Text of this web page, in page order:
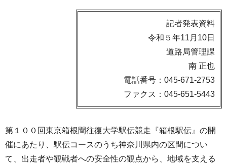
記者発表資料
令和５年11月10日
道路局管理課
南 正也
電話番号：045-671-2753
ファクス：045-651-5443
第１００回東京箱根間往復大学駅伝競走『箱根駅伝』の開
催にあたり、駅伝コースのうち神奈川県内の区間につい
て、出走者や観戦者への安全性の観点から、地域を支える